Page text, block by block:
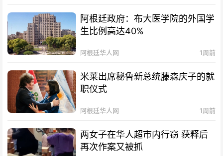
阿根廷政府：布大医学院的外国学
生比例高达40%
阿根廷华人网 1周前
米莱出席秘鲁新总统藤森庆子的就
职仪式
阿根廷华人网 1周前
两女子在华人超市内行窃 获释后
再次作案又被抓